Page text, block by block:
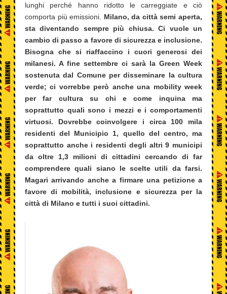
lunghi perché hanno ridotto le carreggiate e ciò
comporta più emissioni. Milano, da città semi aperta,
sta diventando sempre più chiusa. Ci vuole un
cambio di passo a favore di sicurezza e inclusione.
Bisogna che si riaffaccino i cuori generosi dei
milanesi. A fine settembre ci sarà la Green Week
sostenuta dal Comune per disseminare la cultura
verde; ci vorrebbe però anche una mobility week
per far cultura su chi e come inquina ma
soprattutto quali sono i mezzi e i comportamenti
virtuosi. Dovrebbe coinvolgere i circa 100 mila
residenti del Municipio 1, quello del centro, ma
soprattutto anche i residenti degli altri 9 municipi
da oltre 1,3 milioni di cittadini cercando di far
comprendere quali siano le scelte utili da farsi.
Magari arrivando anche a firmare una petizione a
favore di mobilità, inclusione e sicurezza per la
città di Milano e tutti i suoi cittadini.